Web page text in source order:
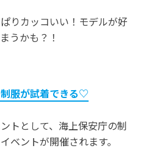
りカッコいい！モデルが好
うかも？！
制服が試着できる♡
トとして、海上保安庁の制
ベントが開催されます。